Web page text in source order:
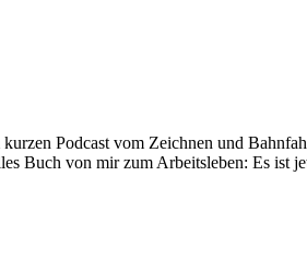
Podcast vom Zeichnen und
Buch von mir zum Arbeitsleben: Es ist